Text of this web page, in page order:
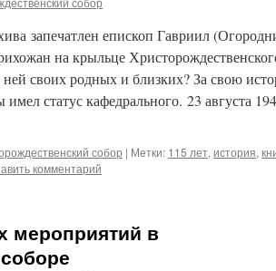
запечатлен епископ Гавриил
на крыльце
своих родных и близких? За свою
статус кафедрального. 23 августа
собор | Метки: 115 лет, история,
комментарий
мероприятий в